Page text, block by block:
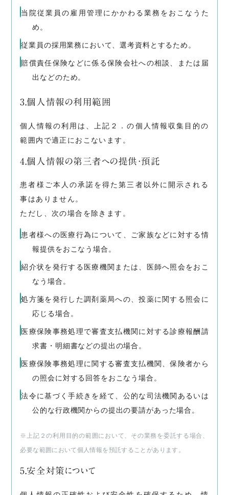
当院従業員の雇用管理にかかわる業務をおこなうた
め。
従業員の採用業務において、選考資料とするため。
賠償責任保険などに係る保険会社への相談、または届
出などのため。
3.個人情報の利用範囲
個人情報の利用は、上記２．の個人情報収集目的の
範囲内で適正におこないます。
4.個人情報の第三者への提供・預託
患者様ご本人の承諾を得た第三者以外に開示される
事はありません。
ただし、次の場合を除きます。
患者様への医療行為について、ご家族などに対する情
報提供をおこなう場合。
紹介状を発行する医療機関または、医師へ照会をおこ
なう場合。
処方箋を発行した調剤薬局への、投薬に関する照会に
応じる場合。
医療保険事務処理で審査支払機関に対する診療報酬請
求書・明細書などの提出の場合。
医療保険事務処理に関する審査支払機関、保険者から
の照会に対する回答をおこなう場合。
法令に基づく手続きを経て、公的な司法機関あるいは
公的な行政機関からの提出の要請があった場合。
※上記２の利用目的の範囲において、その業務を委託する場合、
必要な範囲において個人情報を預託することがあります。
5.安全対策について